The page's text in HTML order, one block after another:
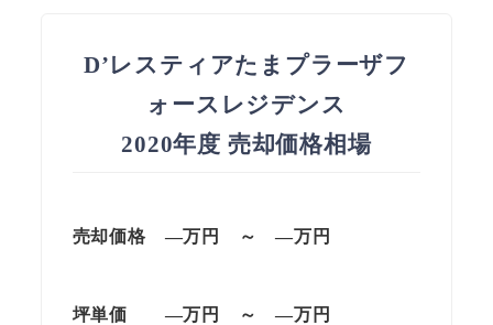
D’レスティアたまプラーザフ
ォースレジデンス
2020年度 売却価格相場
売却価格 —万円 ～ —万円
坪単価 —万円 ～—万円